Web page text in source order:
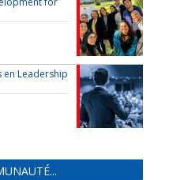
Leadership